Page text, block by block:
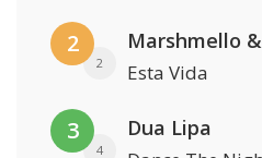
2
2
Marshmello
Esta Vida
3
4
Dua Lipa